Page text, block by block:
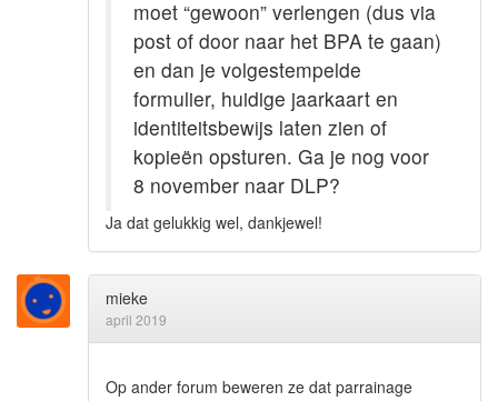
moet “gewoon” verlengen (dus via
post of door naar het BPA te gaan)
en dan je volgestempelde
formulier, huidige jaarkaart en
identiteitsbewijs laten zien of
kopieën opsturen. Ga je nog voor
8 november naar DLP?
Ja dat gelukkig wel, dankjewel!
mieke
april 2019
Op ander forum beweren ze dat parrainage